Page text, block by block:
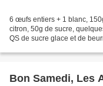
6 œufs entiers + 1 blanc,
citron, 50g de sucre,
QS de sucre glace et de
Bon Samedi, Les